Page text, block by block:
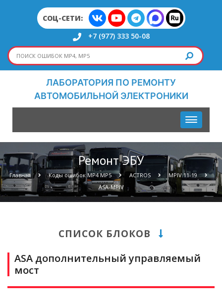
СОЦ-СЕТИ:
+7 (977) 333 50-08
ЛАБОРАТОРИЯ ПО РЕМОНТУ
АВТОМОБИЛЬНОЙ ЭЛЕКТРОНИКИ
Ремонт ЭБУ
Главная Коды ошибок МР4 МР5 ACTROS
MPIV 11-19
ASA-MPIV
СПИСОК БЛОКОВ
ASA дополнительный управляемый
мост